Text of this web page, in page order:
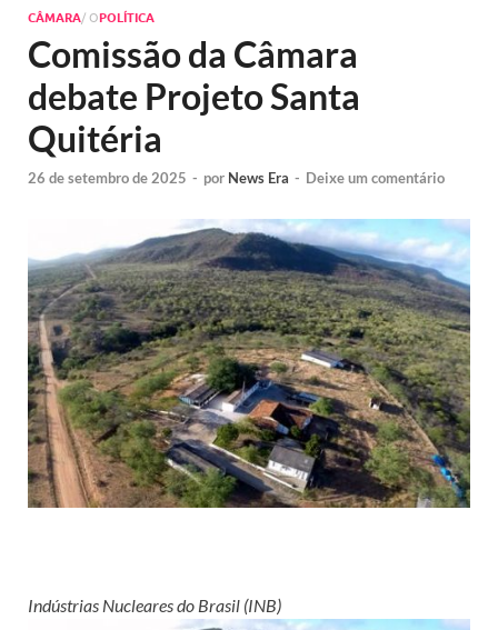
CÂMARA/ OPOLÍTICA
Comissão da Câmara
debate Projeto Santa
Quitéria
26 de setembro de 2025 - por News Era - Deixe um comentário
Indústrias Nucleares do Brasil (INB)